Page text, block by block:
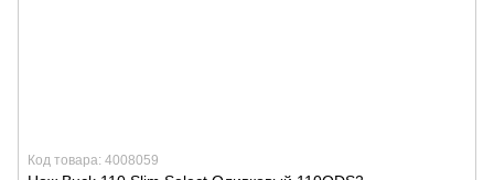
Код товара: 4008059